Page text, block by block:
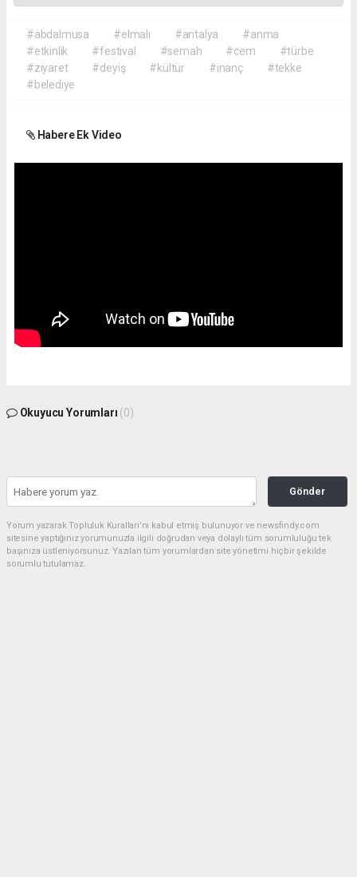
#abdalmusa #elmalı #antalya
#anma
#etkinlik
#festival #semah #cem
#türbe
#ziyaret
#deyiş #kültür #inanç
#tekke
#belediye
Habere Ek Video
Okuyucu Yorumları (0)
Gönder
Yorum yazarak Topluluk Kuralları’nı kabul etmiş bulunuyor ve newsfindy.com
sitesine yaptığınız yorumunuzla ilgili doğrudan veya dolaylı tüm sorumluluğu tek
başınıza üstleniyorsunuz. Yazılan tüm yorumlardan site yönetimi hiçbir şekilde
sorumlu tutulamaz.